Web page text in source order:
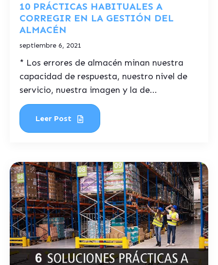
10 PRÁCTICAS HABITUALES A
CORREGIR EN LA GESTIÓN DEL
ALMACÉN
septiembre 6, 2021
* Los errores de almacén minan nuestra
capacidad de respuesta, nuestro nivel de
servicio, nuestra imagen y la de...
Leer Post